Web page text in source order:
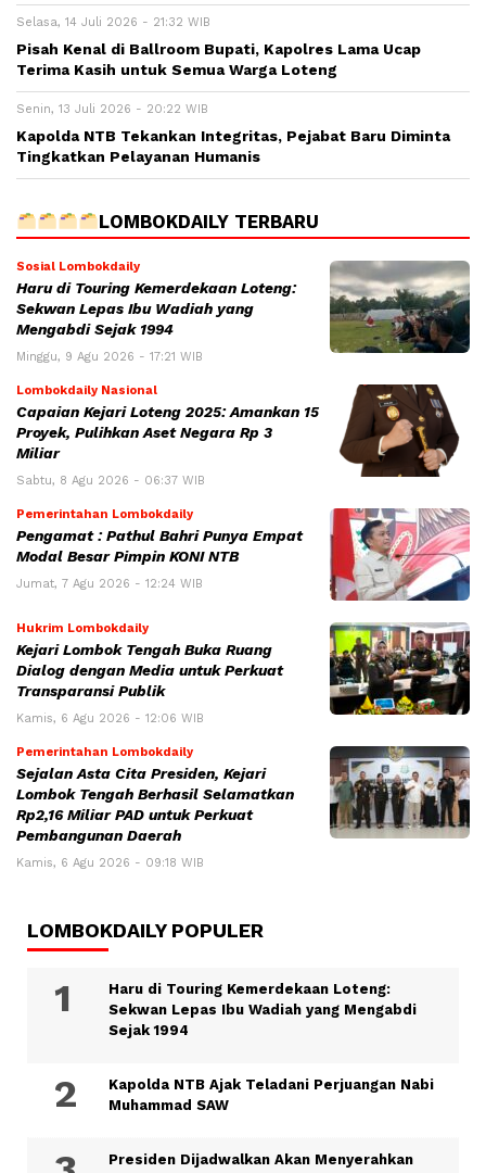
Selasa, 14 Juli 2026 - 21:32 WIB
Pisah Kenal di Ballroom Bupati, Kapolres Lama Ucap
Terima Kasih untuk Semua Warga Loteng
Senin, 13 Juli 2026 - 20:22 WIB
Kapolda NTB Tekankan Integritas, Pejabat Baru Diminta
Tingkatkan Pelayanan Humanis
LOMBOKDAILY TERBARU
Sosial Lombokdaily
Haru di Touring Kemerdekaan Loteng:
Sekwan Lepas Ibu Wadiah yang
Mengabdi Sejak 1994
Minggu, 9 Agu 2026 - 17:21 WIB
Lombokdaily Nasional
Capaian Kejari Loteng 2025: Amankan 15
Proyek, Pulihkan Aset Negara Rp 3
Miliar
Sabtu, 8 Agu 2026 - 06:37 WIB
Pemerintahan Lombokdaily
Pengamat : Pathul Bahri Punya Empat
Modal Besar Pimpin KONI NTB
Jumat, 7 Agu 2026 - 12:24 WIB
Hukrim Lombokdaily
Kejari Lombok Tengah Buka Ruang
Dialog dengan Media untuk Perkuat
Transparansi Publik
Kamis, 6 Agu 2026 - 12:06 WIB
Pemerintahan Lombokdaily
Sejalan Asta Cita Presiden, Kejari
Lombok Tengah Berhasil Selamatkan
Rp2,16 Miliar PAD untuk Perkuat
Pembangunan Daerah
Kamis, 6 Agu 2026 - 09:18 WIB
LOMBOKDAILY POPULER
Haru di Touring Kemerdekaan Loteng:
Sekwan Lepas Ibu Wadiah yang Mengabdi
Sejak 1994
Kapolda NTB Ajak Teladani Perjuangan Nabi
Muhammad SAW
Presiden Dijadwalkan Akan Menyerahkan